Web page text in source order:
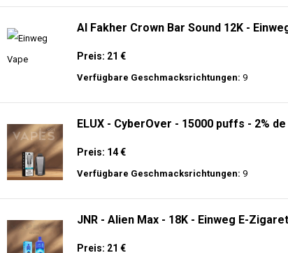
Al Fakher Crown Bar Sound 12K -
Preis: 21 €
Verfügbare Geschmacksrichtungen: 9
ELUX - CyberOver - 15000 puffs - 2%
Preis: 14 €
Verfügbare Geschmacksrichtungen: 9
JNR - Alien Max - 18K - Einweg E-
Preis: 21 €